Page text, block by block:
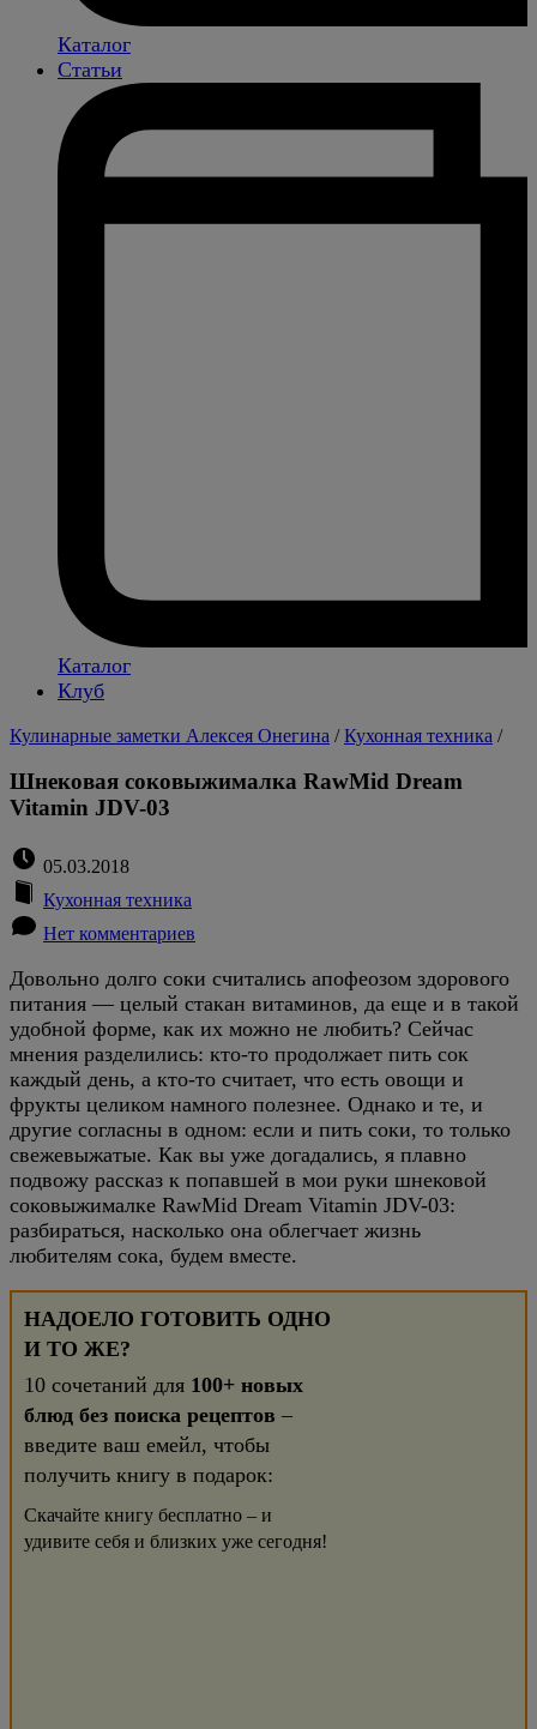
Каталог
Статьи
Каталог
Клуб
Кулинарные заметки Алексея Онегина /Кухонная техника /
Шнековая соковыжималка RawMid Dream
Vitamin JDV-03
05.03.2018
Кухонная техника
Нет комментариев
Довольно долго соки считались апофеозом здорового
питания — целый стакан витаминов, да еще и в такой
удобной форме, как их можно не любить? Сейчас
мнения разделились: кто-то продолжает пить сок
каждый день, а кто-то считает, что есть овощи и
фрукты целиком намного полезнее. Однако и те, и
другие согласны в одном: если и пить соки, то только
свежевыжатые. Как вы уже догадались, я плавно
подвожу рассказ к попавшей в мои руки шнековой
соковыжималке RawMid Dream Vitamin JDV-03:
разбираться, насколько она облегчает жизнь
любителям сока, будем вместе.
НАДОЕЛО ГОТОВИТЬ ОДНО
И ТО ЖЕ?
10 сочетаний для 100+ новых
блюд без поиска рецептов –
введите ваш емейл, чтобы
получить книгу в подарок:
Скачайте книгу бесплатно – и
удивите себя и близких уже сегодня!